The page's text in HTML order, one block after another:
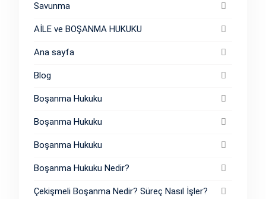
Savunma
AİLE ve BOŞANMA HUKUKU
Ana sayfa
Blog
Boşanma Hukuku
Boşanma Hukuku
Boşanma Hukuku
Boşanma Hukuku Nedir?
Çekişmeli Boşanma Nedir? Süreç Nasıl İşler?